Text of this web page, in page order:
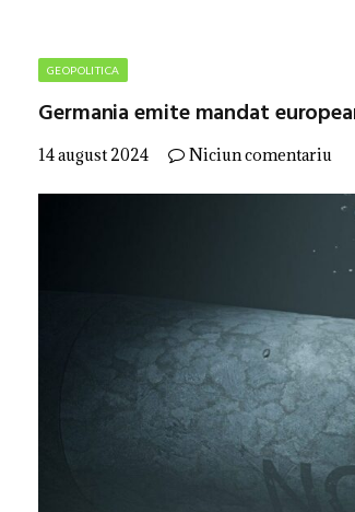
GEOPOLITICA
Germania emite mandat
14 august 2024 Niciun comentariu